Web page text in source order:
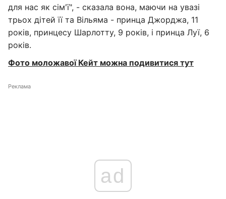
для нас як сім'ї", - сказала вона, маючи на увазі
трьох дітей її та Вільяма - принца Джорджа, 11
років, принцесу Шарлотту, 9 років, і принца Луї, 6
років.
Фото моложавої Кейт можна подивитися тут
Реклама
ad